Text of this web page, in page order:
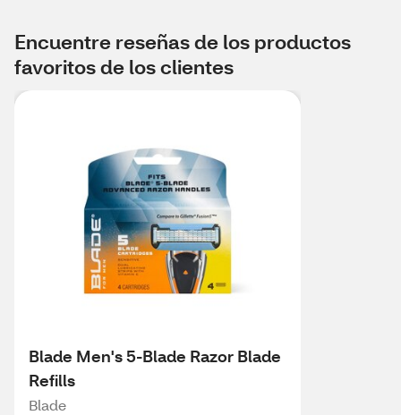
Encuentre reseñas de los productos
favoritos de los clientes
Blade Men's 5-Blade Razor Blade
Refills
Blade